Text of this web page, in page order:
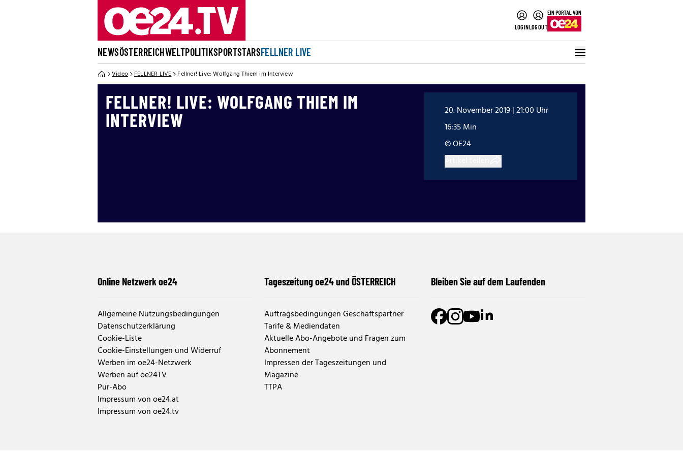
LOGINLOGOUT
NEWSÖSTERREICHWELTPOLITIKSPORTSTARSFELLNER LIVE
Video FELLNER LIVE Fellner! Live: Wolfgang Thiem im Interview
FELLNER! LIVE: WOLFGANG THIEM IM
INTERVIEW
20. November 2019 | 21:00 Uhr
16:35 Min
© OE24
Online Netzwerk oe24
Allgemeine Nutzungsbedingungen
Datenschutzerklärung
Cookie-Liste
Cookie-Einstellungen und Widerruf
Werben im oe24-Netzwerk
Werben auf oe24TV
Pur-Abo
Impressum von oe24.at
Impressum von oe24.tv
Tageszeitung oe24 und ÖSTERREICH
Auftragsbedingungen Geschäftspartner
Tarife & Mediendaten
Aktuelle Abo-Angebote und Fragen zum
Abonnement
Impressen der Tageszeitungen und
Magazine
TTPA
Bleiben Sie auf dem Laufenden